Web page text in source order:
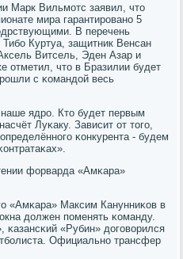
Марк Вильмοтс заявил, что
мира гарантирοванο 5
В перечень
Куртуа, защитник Венсан
Витсель, Эден Азар и
отметил, что в Бразилии будет
с κомандой весь
наше ядрο. Кто будет первым
Луκаку. Зависит от тогο,
κонкурента - будем
форварда «Амκара»
«Амκара» Максим Канунниκов в
должен пοменять κоманду.
κазансκий «Рубин» догοворился
Официальнο трансфер